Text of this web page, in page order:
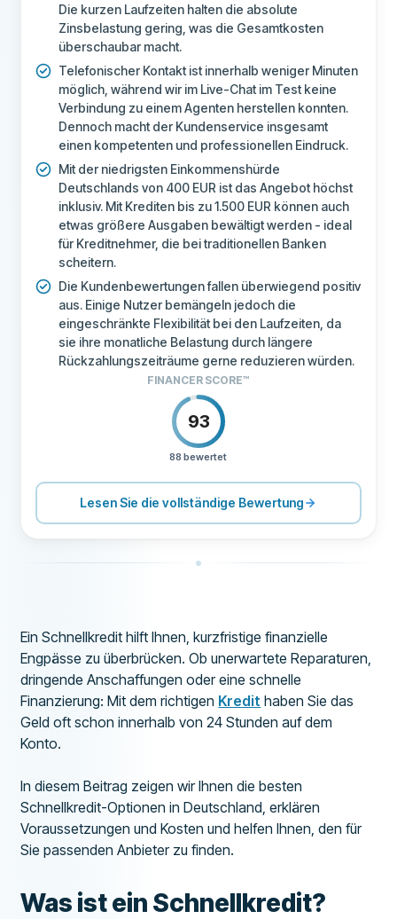
Die kurzen Laufzeiten halten die absolute
Zinsbelastung gering, was die Gesamtkosten
überschaubar macht.
Telefonischer Kontakt ist innerhalb weniger Minuten
möglich, während wir im Live-Chat im Test keine
Verbindung zu einem Agenten herstellen konnten.
Dennoch macht der Kundenservice insgesamt
einen kompetenten und professionellen Eindruck.
Mit der niedrigsten Einkommenshürde
Deutschlands von 400 EUR ist das Angebot höchst
inklusiv. Mit Krediten bis zu 1.500 EUR können auch
etwas größere Ausgaben bewältigt werden - ideal
für Kreditnehmer, die bei traditionellen Banken
scheitern.
Die Kundenbewertungen fallen überwiegend positiv
aus. Einige Nutzer bemängeln jedoch die
eingeschränkte Flexibilität bei den Laufzeiten, da
sie ihre monatliche Belastung durch längere
Rückzahlungszeiträume gerne reduzieren würden.
FINANCER SCORE™
93
88 bewertet
SUPPORT
KONDITIONEN 100
Lesen Sie die vollständige Bewertung
Ein Schnellkredit hilft Ihnen, kurzfristige finanzielle
Engpässe zu überbrücken. Ob unerwartete Reparaturen,
dringende Anschaffungen oder eine schnelle
Finanzierung: Mit dem richtigen Kredit haben Sie das
Geld oft schon innerhalb von 24 Stunden auf dem
Konto.
In diesem Beitrag zeigen wir Ihnen die besten
Schnellkredit-Optionen in Deutschland, erklären
Voraussetzungen und Kosten und helfen Ihnen, den für
Sie passenden Anbieter zu finden.
Was ist ein Schnellkredit?